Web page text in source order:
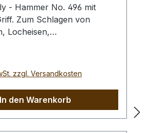
- Hammer No. 496 mit
Zum Schlagen von
Locheisen,
Wenig Rückschlag durch
Poly -
240 gr Gesamtgewicht /
zzgl. Versandkosten
In den Warenkorb